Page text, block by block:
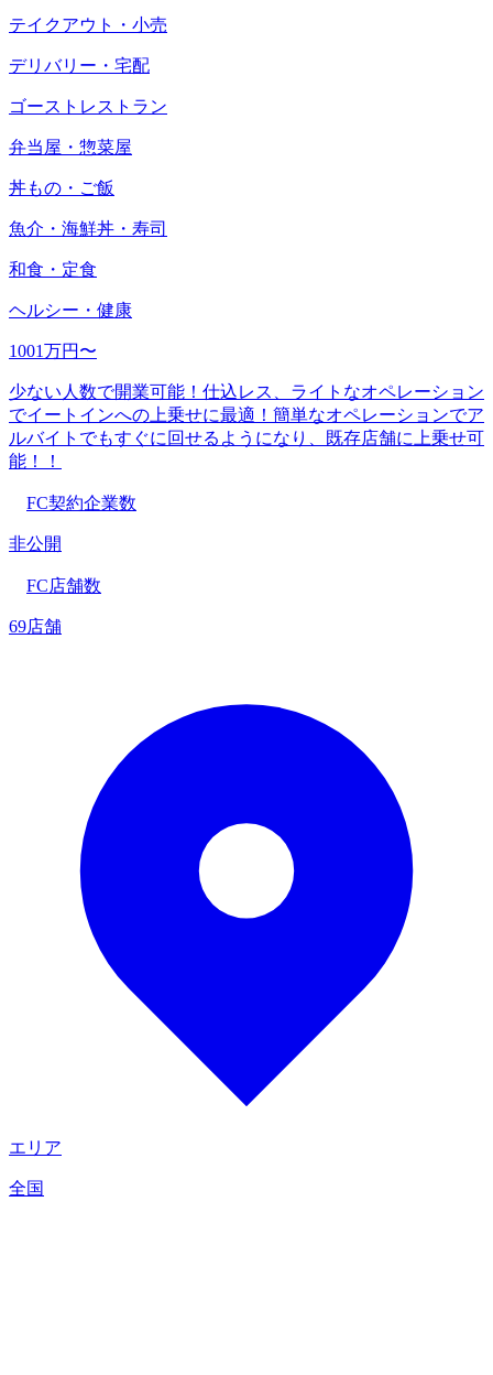
テイクアウト・小売
デリバリー・宅配
ゴーストレストラン
弁当屋・惣菜屋
丼もの・ご飯
魚介・海鮮丼・寿司
和食・定食
ヘルシー・健康
1001万円〜
少ない人数で開業可能！仕込レス、ライトなオペレーション
でイートインへの上乗せに最適！簡単なオペレーションでア
ルバイトでもすぐに回せるようになり、既存店舗に上乗せ可
能！！
FC契約企業数
非公開
FC店舗数
69店舗
エリア
全国